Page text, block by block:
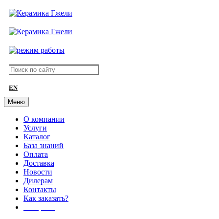
EN
Меню
О компании
Услуги
Каталог
База знаний
Оплата
Доставка
Новости
Дилерам
Контакты
Как заказать?